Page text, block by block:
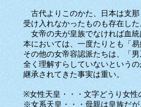
古代よりこのかた、日本は支那
受け入れなかったものも存在した
女帝の夫が皇族でなければ血統
本においては、一度たりとも「
その他の女帝容認派たちは、「
全く理解すらしていないという
継承されてきた事実は重い。
※女性天皇・・・文字どうり女性
※女系天皇・・・母親は皇族だが